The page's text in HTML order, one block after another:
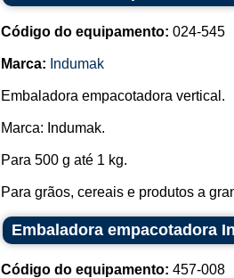
Código do equipamento: 024-545
Marca: Indumak
Embaladora empacotadora vertical.
Marca: Indumak.
Para 500 g até 1 kg.
Para grãos, cereais e produtos a
Embaladora empacotadora
Código do equipamento: 457-008